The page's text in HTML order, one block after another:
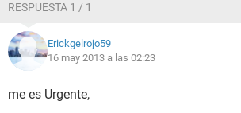
RESPUESTA 1 / 1
Erickgelrojo59
16 may 2013 a las 02:23
me es Urgente,